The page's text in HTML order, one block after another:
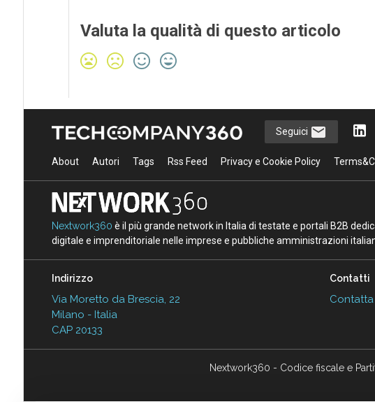
Valuta la qualità di questo articolo
Seguici
About Autori Tags Rss Feed Privacy e Cookie Policy
Nextwork360 è il più grande network in Italia di testate e portali B2B
digitale e imprenditoriale nelle imprese e pubbliche amministrazioni
Indirizzo
Via Moretto da Brescia, 22
Milano - Italia
CAP 20133
Contatti
Nextwork360 - Codice fiscale e